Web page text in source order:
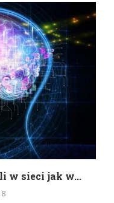
w sieci jak w...